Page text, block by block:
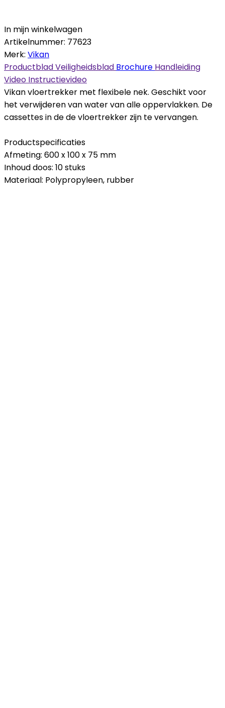
In mijn winkelwagen
Artikelnummer: 77623
Merk: Vikan
ProductbladVeiligheidsblad Brochure Handleiding
Video Instructievideo
Vikan vloertrekker met flexibele nek. Geschikt voor
het verwijderen van water van alle oppervlakken. De
cassettes in de de vloertrekker zijn te vervangen.
Productspecificaties
Afmeting: 600 x 100 x 75 mm
Inhoud doos: 10 stuks
Materiaal: Polypropyleen, rubber